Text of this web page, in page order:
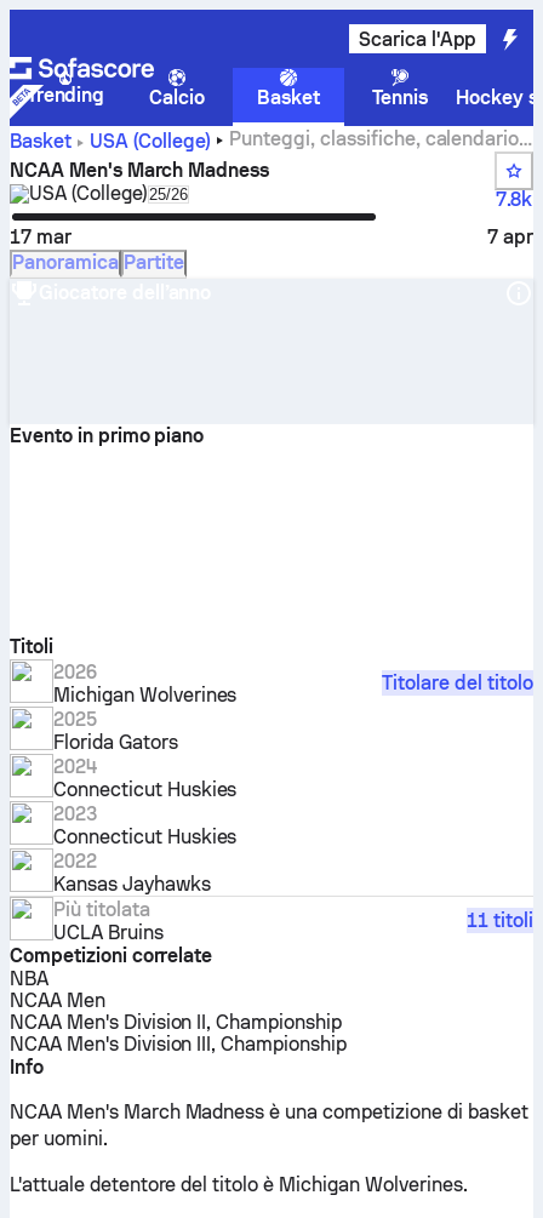
Scarica l'App
Trending Calcio Basket Tennis
Hockey
Basket
USA (College)
Punteggi, classifiche, calendario
e statistiche di NCAA Men's March Madness
NCAA Men's March Madness
USA (College)Select season in unique tournament header
25/26
7.8k
17 mar
7 apr
Panoramica Partite
Evento in primo piano
Titoli
2026
Michigan Wolverines
Titolare del titolo
2025
Florida Gators
2024
Connecticut Huskies
2023
Connecticut Huskies
2022
Kansas Jayhawks
Più titolata
UCLA Bruins
11 titoli
Competizioni correlate
NBA
NCAA Men
NCAA Men's Division II, Championship
NCAA Men's Division III, Championship
Info
NCAA Men's March Madness è una competizione di basket
per uomini.
L'attuale detentore del titolo è Michigan Wolverines.